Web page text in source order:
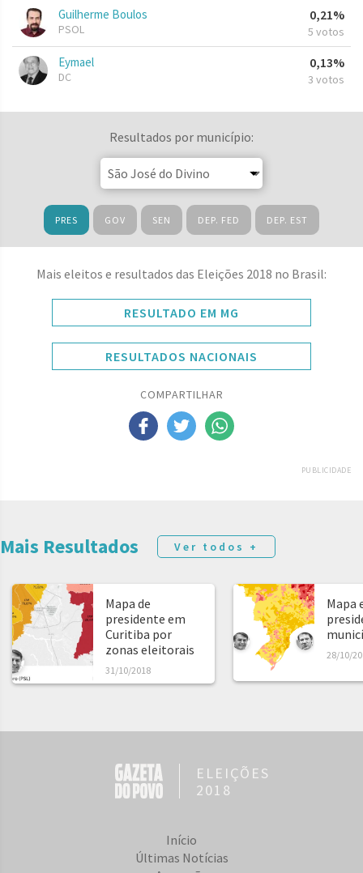
Guilherme Boulos
PSOL
0,21%
5 votos
Eymael
DC
0,13%
3 votos
Resultados por município:
PRES GOV SEN DEP. FED DEP. EST
Mais eleitos e resultados das Eleições 2018 no Brasil:
RESULTADO EM MG
RESULTADOS NACIONAIS
COMPARTILHAR
PUBLICIDADE
Mais Resultados Ver todos +
Mapa de
presidente em
Curitiba por
zonas eleitorais
31/10/2018
Mapa
28/10/
ELEIÇÕES
2018
Início
Últimas Notícias